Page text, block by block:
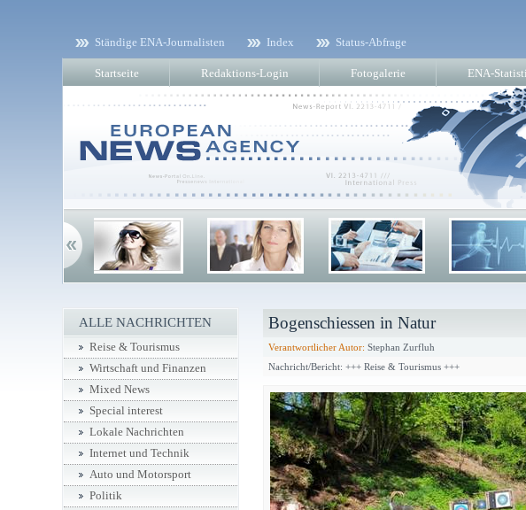
Ständige ENA-Journalisten Index Status-Abfrage
Startseite Redaktions-Login Fotogalerie ENA-
Bogenschiessen in Natur
Verantwortlicher Autor: Stephan Zurfluh
Nachricht/Bericht: +++ Reise & Tourismus +++
ALLE NACHRICHTEN
Reise & Tourismus
Wirtschaft und Finanzen
Mixed News
Special interest
Lokale Nachrichten
Internet und Technik
Auto und Motorsport
Politik